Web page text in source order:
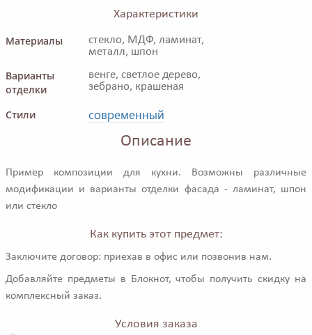
Характеристики
Материалы
стекло, МДФ, ламинат,
металл, шпон
Варианты
отделки
венге, светлое дерево,
зебрано, крашеная
Стили современный
Описание
Пример композиции для кухни. Возможны различные
модификации и варианты отделки фасада - ламинат, шпон
или стекло
Как купить этот предмет:
Заключите договор: приехав в офис или позвонив нам.
Добавляйте предметы в Блокнот, чтобы получить скидку на
комплексный заказ.
Условия заказа